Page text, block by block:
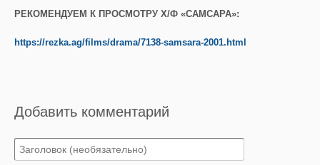
РЕКОМЕНДУЕМ К ПРОСМОТРУ Х/Ф «САМСАРА»:
https://rezka.ag/films/drama/7138-samsara-2001.html
Добавить комментарий